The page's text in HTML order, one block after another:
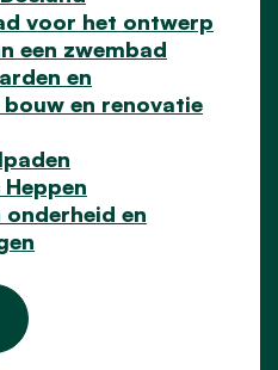
voor het ontwerp
een zwembad
en
en renovatie
en